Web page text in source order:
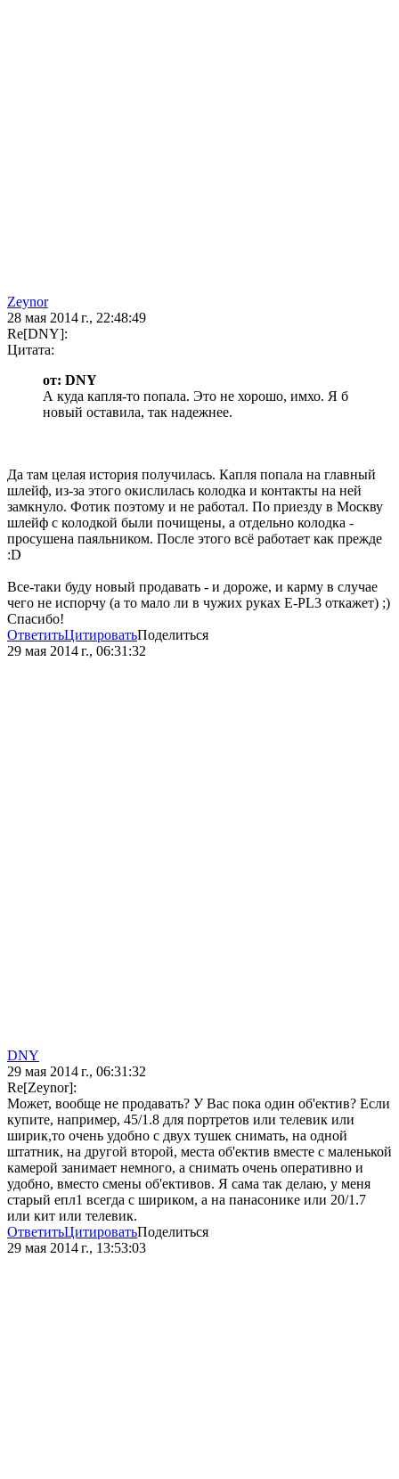
Zeynor
28 мая 2014 г., 22:48:49
Re[DNY]:
Цитата:
от: DNY
А куда капля-то попала. Это не хорошо, имхо. Я б
новый оставила, так надежнее.
Да там целая история получилась. Капля попала на главный
шлейф, из-за этого окислилась колодка и контакты на ней
замкнуло. Фотик поэтому и не работал. По приезду в Москву
шлейф с колодкой были почищены, а отдельно колодка -
просушена паяльником. После этого всё работает как прежде
:D
Все-таки буду новый продавать - и дороже, и карму в случае
чего не испорчу (а то мало ли в чужих руках E-PL3 откажет) ;)
Спасибо!
ОтветитьЦитироватьПоделиться
29 мая 2014 г., 06:31:32
DNY
29 мая 2014 г., 06:31:32
Re[Zeynor]:
Может, вообще не продавать? У Вас пока один об'ектив? Если
купите, например, 45/1.8 для портретов или телевик или
ширик,то очень удобно с двух тушек снимать, на одной
штатник, на другой второй, места об'ектив вместе с маленькой
камерой занимает немного, а снимать очень оперативно и
удобно, вместо смены об'ективов. Я сама так делаю, у меня
старый епл1 всегда с шириком, а на панасонике или 20/1.7
или кит или телевик.
ОтветитьЦитироватьПоделиться
29 мая 2014 г., 13:53:03